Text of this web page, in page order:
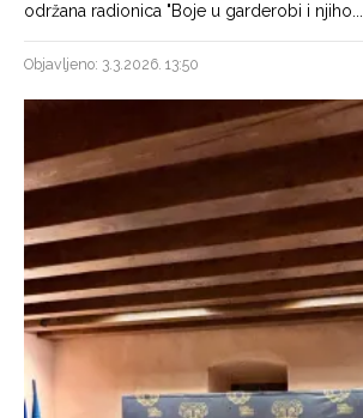
održana radionica "Boje u garderobi i njiho...
Objavljeno: 3.3.2026. 13:50